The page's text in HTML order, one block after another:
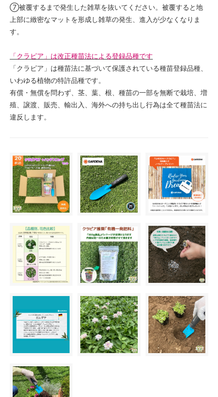
⑦被覆するまで発生した雑草を抜いてください。被覆すると地
上部に緻密なマットを形成し雑草の発生、進入が少なくなりま
す。
「クラピア」は改正種苗法による登録品種です
「クラピア」は種苗法に基づいて保護されている種苗登録品種、
いわゆる植物の特許品種です。
有償・無償を問わず、茎、葉、根、種苗の一部を無断で栽培、増
殖、譲渡、販売、輸出入、海外への持ち出し行為は全て種苗法に
違反します。